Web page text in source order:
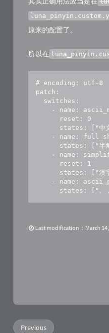
原来的配置了。
所以在
# encoding: utf-8
patch:
  switches:
- name:
      reset: 0
states: ["中
- name:
states: ["半
- name:
      reset: 1
states: ["漢
- name:
states: ["。
Last modification：March
Previous